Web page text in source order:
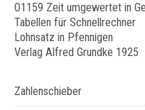
O1159 Zeit umgewertet in
Tabellen für Schnellrechner
Lohnsatz in Pfennigen
Verlag Alfred Grundke 1925
Zahlenschieber